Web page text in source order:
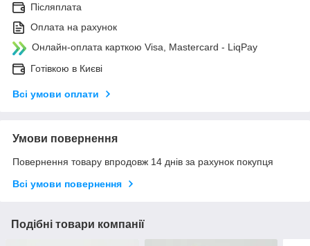
Післяплата
Оплата на рахунок
Онлайн-оплата карткою Visa, Mastercard - LiqPay
Готівкою в Києві
Всі умови оплати
Умови повернення
Повернення товару впродовж 14 днів за рахунок покупця
Всі умови повернення
Подібні товари компанії